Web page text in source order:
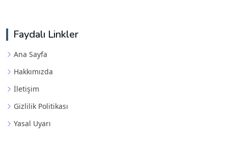
Faydalı Linkler
Ana Sayfa
Hakkımızda
İletişim
Gizlilik Politikası
Yasal Uyarı